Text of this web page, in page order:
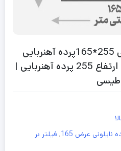
پرده نایلونی مغناطیسی 255*165پرده آهنربایی
پلاستیکی با عرض 165 و ارتفاع 255 پرده آهنربایی |
نایلونی عرض 165 , فیلتر بر